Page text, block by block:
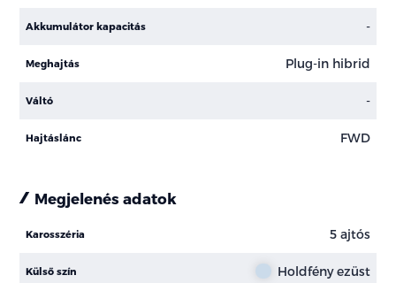
Akkumulátor kapacitás -
Meghajtás Plug-in hibrid
Váltó -
Hajtáslánc FWD
Megjelenés adatok
Karosszéria 5 ajtós
Külső szín Holdfény ezüst